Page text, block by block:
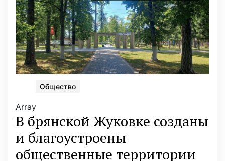
Общество
Array
В брянской Жуковке созданы
и благоустроены
общественные территории